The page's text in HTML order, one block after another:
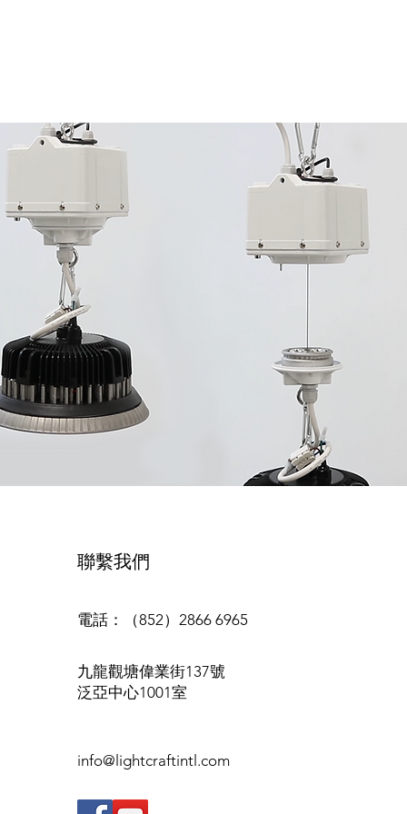
聯繫我們
電話：（852）2866 6965
九龍觀塘偉業街137號
泛亞中心1001室
info@lightcraftintl.com